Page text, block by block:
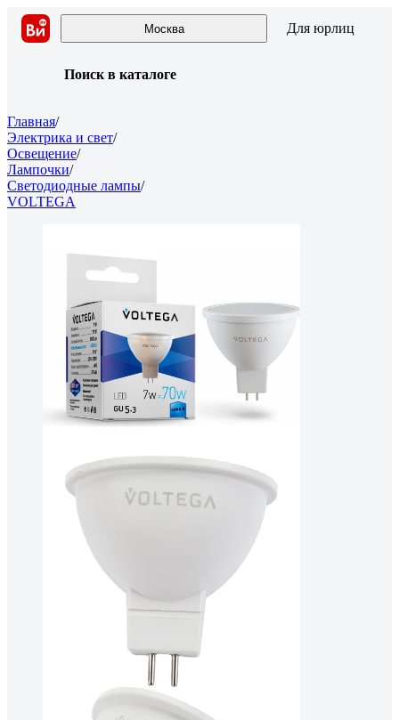
Москва Для юрлиц
Поиск в каталоге
Главная/
Электрика и свет/
Освещение/
Лампочки/
Светодиодные лампы/
VOLTEGA